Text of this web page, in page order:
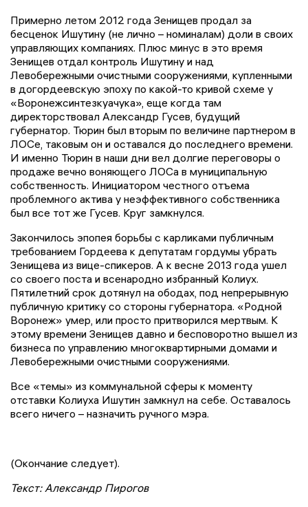
Примерно летом 2012 года Зенищев продал за
бесценок Ишутину (не лично – номиналам) доли в своих
управляющих компаниях. Плюс минус в это время
Зенищев отдал контроль Ишутину и над
Левобережными очистными сооружениями, купленными
в догордеевскую эпоху по какой-то кривой схеме у
«Воронежсинтезкуачука», еще когда там
директорствовал Александр Гусев, будущий
губернатор. Тюрин был вторым по величине партнером в
ЛОСе, таковым он и оставался до последнего времени.
И именно Тюрин в наши дни вел долгие переговоры о
продаже вечно воняющего ЛОСа в муниципальную
собственность. Инициатором честного отъема
проблемного актива у неэффективного собственника
был все тот же Гусев. Круг замкнулся.
Закончилось эпопея борьбы с карликами публичным
требованием Гордеева к депутатам гордумы убрать
Зенищева из вице-спикеров. А к весне 2013 года ушел
со своего поста и всенародно избранный Колиух.
Пятилетний срок дотянул на ободах, под непрерывную
публичную критику со стороны губернатора. «Родной
Воронеж» умер, или просто притворился мертвым. К
этому времени Зенищев давно и бесповоротно вышел из
бизнеса по управлению многоквартирными домами и
Левобережными очистными сооружениями.
Все «темы» из коммунальной сферы к моменту
отставки Колиуха Ишутин замкнул на себе. Оставалось
всего ничего – назначить ручного мэра.
(Окончание следует).
Текст: Александр Пирогов